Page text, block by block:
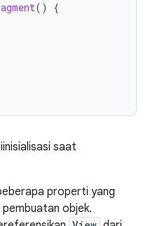
()
{
saat
properti yang
objek.